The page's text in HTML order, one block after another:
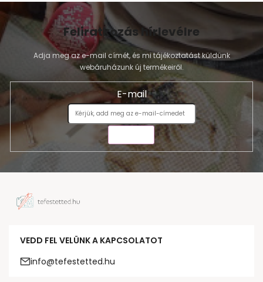
Feliratkozás hírlevélre
Adja meg az e-mail címét, és mi tájékoztatást küldünk
webáruházunk új termékeiről.
E-mail
VEDD FEL VELÜNK A KAPCSOLATOT
info@tefestetted.hu